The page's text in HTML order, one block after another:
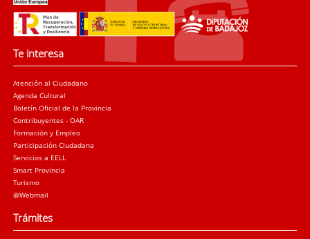
Te interesa
Atención al Ciudadano
Agenda Cultural
Boletín Oficial de la Provincia
Contribuyentes - OAR
Formación y Empleo
Participación Ciudadana
Servicios a EELL
Smart Provincia
Turismo
@Webmail
Trámites